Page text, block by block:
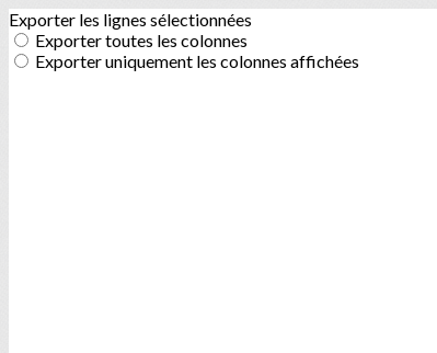
Exporter les lignes sélectionnées
Exporter toutes les colonnes
Exporter uniquement les colonnes affichées